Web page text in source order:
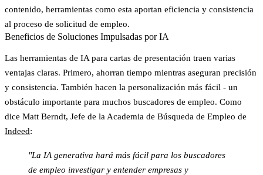
contenido, herramientas como esta aportan eficiencia y consistencia
al proceso de solicitud de empleo.
Beneficios de Soluciones Impulsadas por IA
Las herramientas de IA para cartas de presentación traen varias
ventajas claras. Primero, ahorran tiempo mientras aseguran precisión
y consistencia. También hacen la personalización más fácil - un
obstáculo importante para muchos buscadores de empleo. Como
dice Matt Berndt, Jefe de la Academia de Búsqueda de Empleo de
Indeed:
"La IA generativa hará más fácil para los buscadores
de empleo investigar y entender empresas y